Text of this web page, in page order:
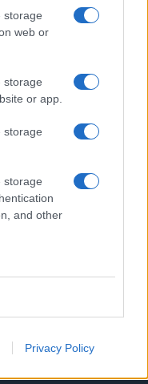
storage
web or
storage
or app.
storage
storage
and other
Privacy Policy